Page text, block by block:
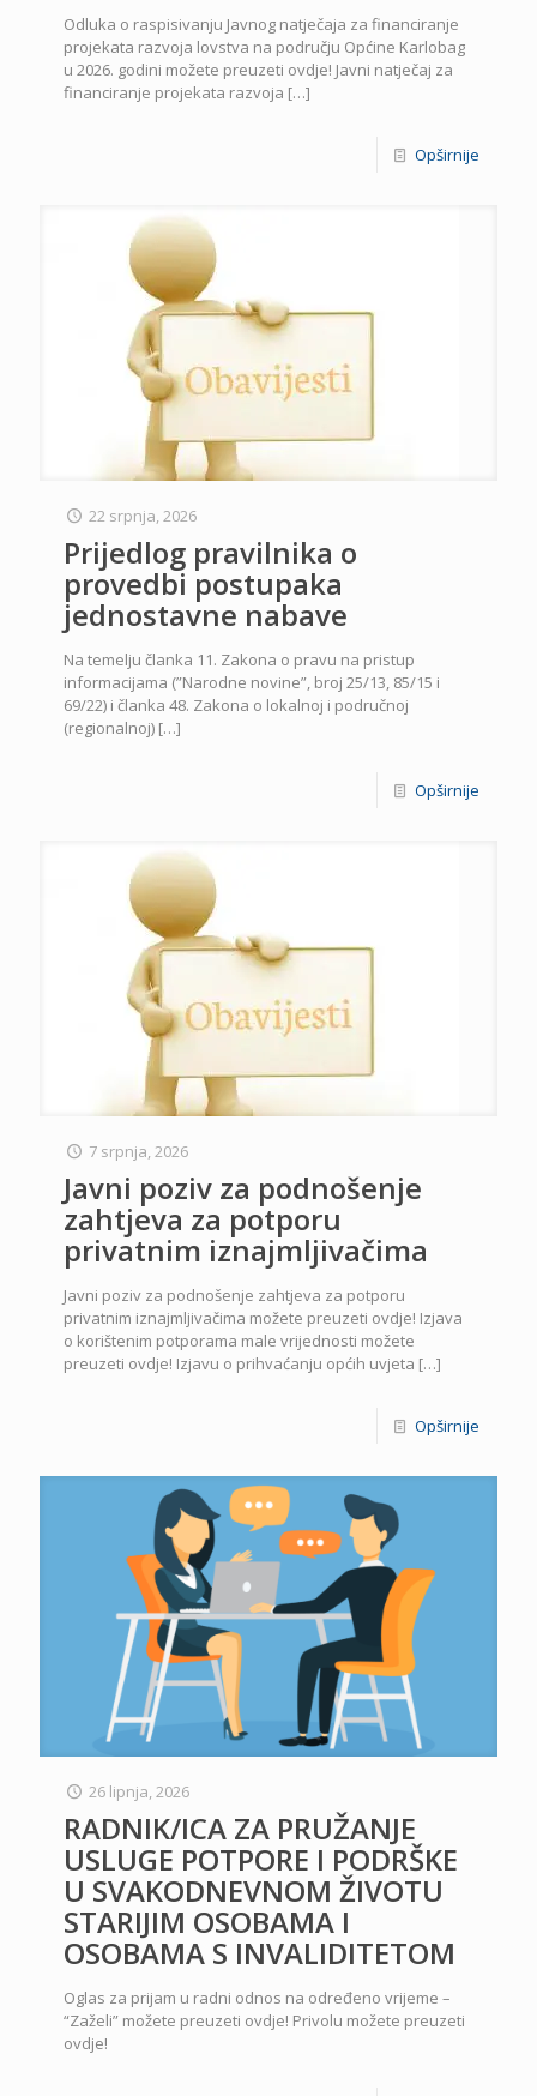
Odluka o raspisivanju Javnog natječaja za financiranje
projekata razvoja lovstva na području Općine Karlobag
u 2026. godini možete preuzeti ovdje! Javni natječaj za
financiranje projekata razvoja […]
Opširnije
22 srpnja, 2026
Prijedlog pravilnika o
provedbi postupaka
jednostavne nabave
Na temelju članka 11. Zakona o pravu na pristup
informacijama (”Narodne novine”, broj 25/13, 85/15 i
69/22) i članka 48. Zakona o lokalnoj i područnoj
(regionalnoj) […]
Opširnije
7 srpnja, 2026
Javni poziv za podnošenje
zahtjeva za potporu
privatnim iznajmljivačima
Javni poziv za podnošenje zahtjeva za potporu
privatnim iznajmljivačima možete preuzeti ovdje! Izjava
o korištenim potporama male vrijednosti možete
preuzeti ovdje! Izjavu o prihvaćanju općih uvjeta […]
Opširnije
26 lipnja, 2026
RADNIK/ICA ZA PRUŽANJE
USLUGE POTPORE I PODRŠKE
U SVAKODNEVNOM ŽIVOTU
STARIJIM OSOBAMA I
OSOBAMA S INVALIDITETOM
Oglas za prijam u radni odnos na određeno vrijeme –
“Zaželi” možete preuzeti ovdje! Privolu možete preuzeti
ovdje!